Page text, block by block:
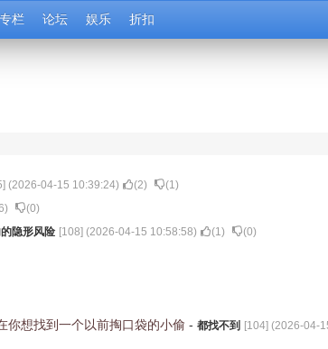
专栏 论坛 娱乐 折扣
] (2026-04-15 10:39:24) (2) (1)
) (0)
的隐形风险 [108] (2026-04-15 10:58:58) (1) (0)
你想找到一个以前掏口袋的小偷 - 都找不到 [104] (2026-04-